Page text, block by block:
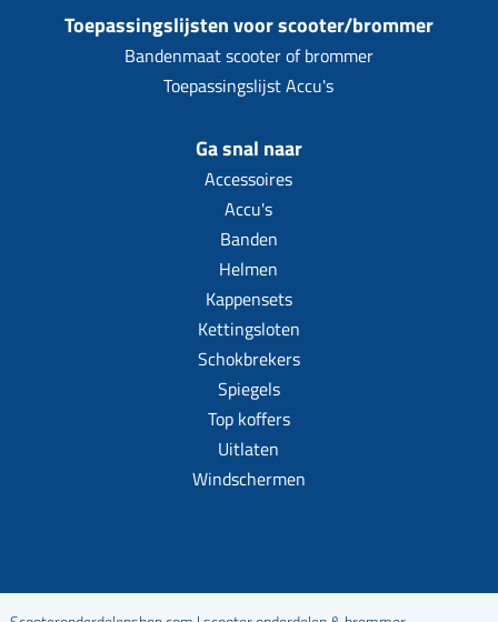
Toepassingslijsten voor scooter/brommer
Bandenmaat scooter of brommer
Toepassingslijst Accu's
Ga snal naar
Accessoires
Accu's
Banden
Helmen
Kappensets
Kettingsloten
Schokbrekers
Spiegels
Top koffers
Uitlaten
Windschermen